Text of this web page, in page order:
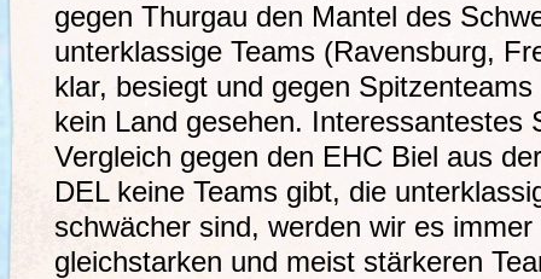
gegen Thurgau den Mantel des
unterklassige Teams (Ravensburg,
klar, besiegt und gegen
kein Land gesehen. Interessantestes
Vergleich gegen den EHC Biel aus
DEL keine Teams gibt, die
schwächer sind, werden wir es
gleichstarken und meist stärkeren